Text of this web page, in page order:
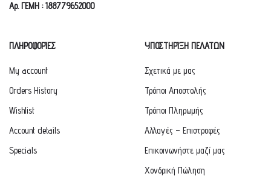
Αρ. ΓΕΜΗ : 188779652000
ΠΛΗΡΟΦΟΡΙΕΣ
My account
Orders History
Wishlist
Account details
Specials
ΥΠΟΣΤΗΡΙΞΗ ΠΕΛΑΤΩΝ
Σχετικά με μας
Τρόποι Αποστολής
Τρόποι Πληρωμής
Αλλαγές – Επιστροφές
Επικοινωνήστε μαζί μας
Χονδρική Πώληση